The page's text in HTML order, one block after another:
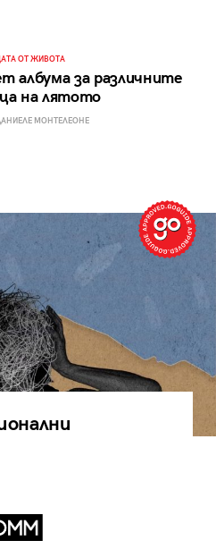
ОТ ЖИВОТА
албума за различните
на лятото
МОНТЕЛЕОНЕ